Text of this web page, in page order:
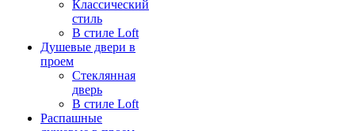
Классический
стиль
В стиле Loft
Душевые двери в
проем
Стеклянная
дверь
В стиле Loft
Распашные